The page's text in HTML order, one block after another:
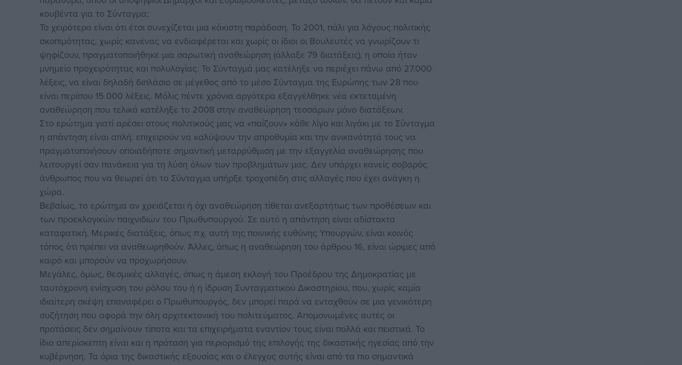
κουβέντα για το Σύνταγμα;
Το χειρότερο είναι ότι έτσι συνεχίζεται μια κάκιστη παράδοση. Το 2001, πάλι για λόγους πολιτικής
σκοπιμότητας, χωρίς κανένας να ενδιαφέρεται και χωρίς οι ίδιοι οι Βουλευτές να γνωρίζουν τι
ψηφίζουν, πραγματοποιήθηκε μια σαρωτική αναθεώρηση (άλλαξε 79 διατάξεις), η οποία ήταν
μνημείο προχειρότητας και πολυλογίας. Το Σύνταγμά μας κατέληξε να περιέχει πάνω από 27.000
λέξεις, να είναι δηλαδή διπλάσιο σε μέγεθος από το μέσο Σύνταγμα της Ευρώπης των 28 που
είναι περίπου 15.000 λέξεις. Μόλις πέντε χρόνια αργότερα εξαγγέλθηκε νέα εκτεταμένη
αναθεώρηση που τελικά κατέληξε το 2008 στην αναθεώρηση τεσσάρων μόνο διατάξεων.
Στο ερώτημα γιατί αρέσει στους πολιτικούς μας να «παίζουν» κάθε λίγο και λιγάκι με το Σύνταγμα
η απάντηση είναι απλή: επιχειρούν να καλύψουν την απροθυμία και την ανικανότητά τους να
πραγματοποιήσουν οποιαδήποτε σημαντική μεταρρύθμιση με την εξαγγελία αναθεώρησης που
λειτουργεί σαν πανάκεια για τη λύση όλων των προβλημάτων μας. Δεν υπάρχει κανείς σοβαρός
άνθρωπος που να θεωρεί ότι το Σύνταγμα υπήρξε τροχοπέδη στις αλλαγές που έχει ανάγκη η
χώρα.
Βεβαίως, το ερώτημα αν χρειάζεται ή όχι αναθεώρηση τίθεται ανεξαρτήτως των προθέσεων και
των προεκλογικών παιχνιδιών του Πρωθυπουργού. Σε αυτό η απάντηση είναι αδίστακτα
καταφατική. Μερικές διατάξεις, όπως π.χ. αυτή της ποινικής ευθύνης Υπουργών, είναι κοινός
τόπος ότι πρέπει να αναθεωρηθούν. Άλλες, όπως η αναθεώρηση του άρθρου 16, είναι ώριμες από
καιρό και μπορούν να προχωρήσουν.
Μεγάλες, όμως, θεσμικές αλλαγές, όπως η άμεση εκλογή του Προέδρου της Δημοκρατίας με
ταυτόχρονη ενίσχυση του ρόλου του ή η ίδρυση Συνταγματικού Δικαστηρίου, που, χωρίς καμία
ιδιαίτερη σκέψη επαναφέρει ο Πρωθυπουργός, δεν μπορεί παρά να ενταχθούν σε μια γενικότερη
συζήτηση που αφορά την όλη αρχιτεκτονική του πολιτεύματος. Απομονωμένες αυτές οι
προτάσεις δεν σημαίνουν τίποτα και τα επιχειρήματα εναντίον τους είναι πολλά και πειστικά. Το
ίδιο απερίσκεπτη είναι και η πρόταση για περιορισμό της επιλογής της δικαστικής ηγεσίας από την
κυβέρνηση. Τα όρια της δικαστικής εξουσίας και ο έλεγχος αυτής είναι από τα πιο σημαντικά